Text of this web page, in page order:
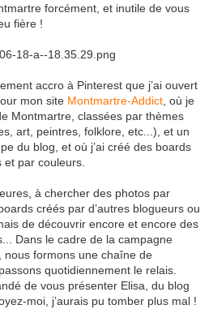
forcément, et inutile de vous
fière !
accro à Pinterest que j’ai ouvert
mon site Montmartre-Addict , où je
Montmartre, classées par thèmes
art, peintres, folklore, etc...), et un
du blog, et où j’ai créé des boards
par couleurs.
à chercher des photos par
créés par d’autres blogueurs ou
de découvrir encore et encore des
Dans le cadre de la campagne
nous formons une chaîne de
quotidiennement le relais.
de vous présenter Elisa, du blog
moi, j’aurais pu tomber plus mal !